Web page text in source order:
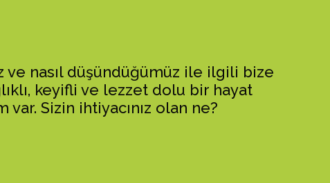
ve nasıl düşündüğümüz ile ilgili bize
keyifli ve lezzet dolu bir hayat
Sizin ihtiyacınız olan ne?